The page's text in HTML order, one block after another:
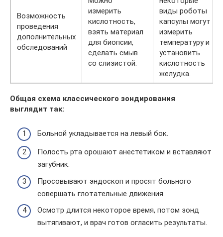
Возможность
проведения
дополнительных
обследований
измерить
кислотность,
взять материал
для биопсии,
сделать смыв
со слизистой.
виды роботы
капсулы могут
измерить
температуру и
установить
кислотность
желудка.
Общая схема классического зондирования
выглядит так:
Больной укладывается на левый бок.
Полость рта орошают анестетиком и вставляют
загубник.
Просовывают эндоскоп и просят больного
совершать глотательные движения.
Осмотр длится некоторое время, потом зонд
вытягивают, и врач готов огласить результаты.